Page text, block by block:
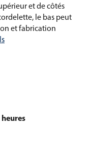
et de côtés
le bas peut
et fabrication